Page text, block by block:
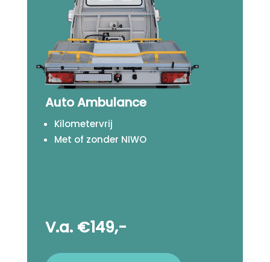
Auto Ambulance
Kilometervrij
Met of zonder NIWO
V.a. €149,-